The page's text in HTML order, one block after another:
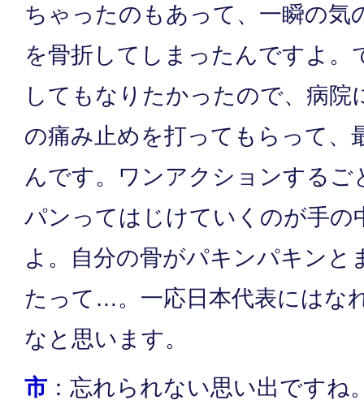
ちゃったのもあって、一瞬の気
を骨折してしまったんですよ。
してもなりたかったので、病院
の痛み止めを打ってもらって、
んです。ワンアクションするご
パンってはじけていくのが手の
よ。自分の骨がパキンパキンと
たって…。一応日本代表にはな
なと思います。
市 ：忘れられない思い出ですね